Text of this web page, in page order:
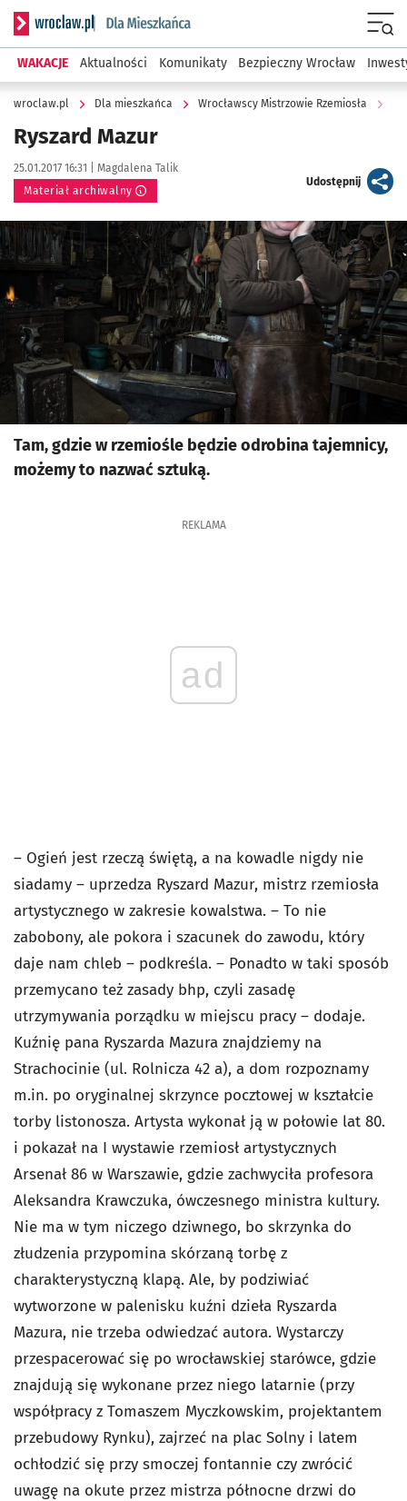
Serwis informacyjny wroclaw.pl podserwis: Dla mieszkańca
WAKACJE Aktualności Komunikaty Bezpieczny Wrocław
wroclaw.pl Dla mieszkańca Wrocławscy Mistrzowie Rzemiosła
Ryszard Mazur
Data publikacji:
25.01.2017 16:31 | Autor:
Magdalena Talik
Materiał archiwalny
Udostępnijartykuł
Kliknij, aby powiększyć
Tam, gdzie w rzemiośle będzie odrobina tajemnicy,
możemy to nazwać sztuką.
REKLAMA
ad
– Ogień jest rzeczą świętą, a na kowadle nigdy nie
siadamy – uprzedza Ryszard Mazur, mistrz rzemiosła
artystycznego w zakresie kowalstwa. – To nie
zabobony, ale pokora i szacunek do zawodu, który
daje nam chleb – podkreśla. – Ponadto w taki sposób
przemycano też zasady bhp, czyli zasadę
utrzymywania porządku w miejscu pracy – dodaje.
Kuźnię pana Ryszarda Mazura znajdziemy na
Strachocinie (ul. Rolnicza 42 a), a dom rozpoznamy
m.in. po oryginalnej skrzynce pocztowej w kształcie
torby listonosza. Artysta wykonał ją w połowie lat 80.
i pokazał na I wystawie rzemiosł artystycznych
Arsenał 86 w Warszawie, gdzie zachwyciła profesora
Aleksandra Krawczuka, ówczesnego ministra kultury.
Nie ma w tym niczego dziwnego, bo skrzynka do
złudzenia przypomina skórzaną torbę z
charakterystyczną klapą. Ale, by podziwiać
wytworzone w palenisku kuźni dzieła Ryszarda
Mazura, nie trzeba odwiedzać autora. Wystarczy
przespacerować się po wrocławskiej starówce, gdzie
znajdują się wykonane przez niego latarnie (przy
współpracy z Tomaszem Myczkowskim, projektantem
przebudowy Rynku), zajrzeć na plac Solny i latem
ochłodzić się przy smoczej fontannie czy zwrócić
uwagę na okute przez mistrza północne drzwi do